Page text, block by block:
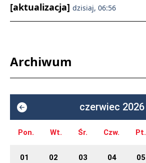
[aktualizacja] dzisiaj, 06:56
Archiwum
czerwiec 2026
Pon. Wt. Śr. Czw. Pt.
01 02 03 04 05